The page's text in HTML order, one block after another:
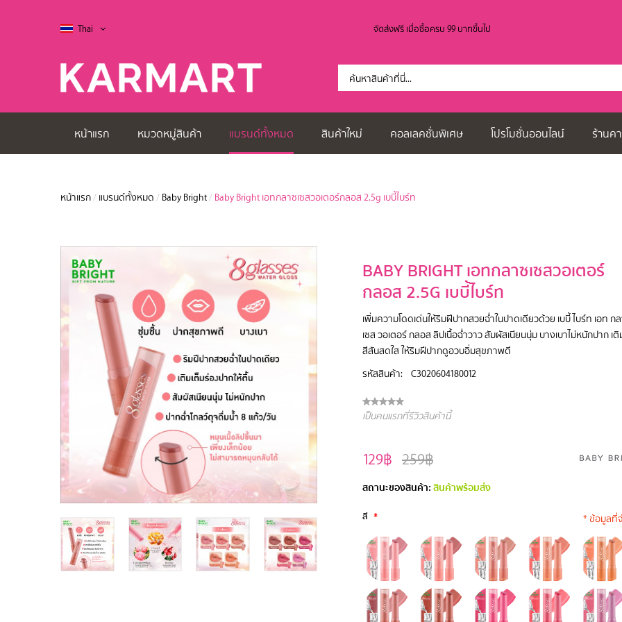
Thai จัดส่งฟรี เมื่อซื้อครบ 99 บาทขึ้นไป
หน้าแรก หมวดหมู่สินค้า แบรนด์ทั้งหมด สินค้าใหม่ คอลเลคชั่นพิเศษ โปรโมชั่นออนไลน์ ร้านค
หน้าแรก / แบรนด์ทั้งหมด / Baby Bright/ Baby Bright เอทกลาซเซสวอเตอร์กลอส 2.5g เบบี้ไบร์ท
BABY BRIGHT เอทกลาซเซสวอเตอร์
กลอส 2.5G เบบี้ไบร์ท
เพิ่มความโดดเด่นให้ริมฝีปากสวยฉ่ำในปาดเดียวด้วย เบบี้ ไบร์ท เอท ก
เซส วอเตอร์ กลอส ลิปเนื้อฉ่ำวาว สัมผัสเนียนนุ่ม บางเบาไม่หนักปาก เติ
สีสันสดใส ให้ริมฝีปากดูอวบอิ่มสุขภาพดี
รหัสสินค้า:
C3020604180012
เป็นคนแรกที่รีวิวสินค้านี้
259฿
129฿
สถานะของสินค้า:สินค้าพร้อมส่ง
สี * * ข้อมูลที่